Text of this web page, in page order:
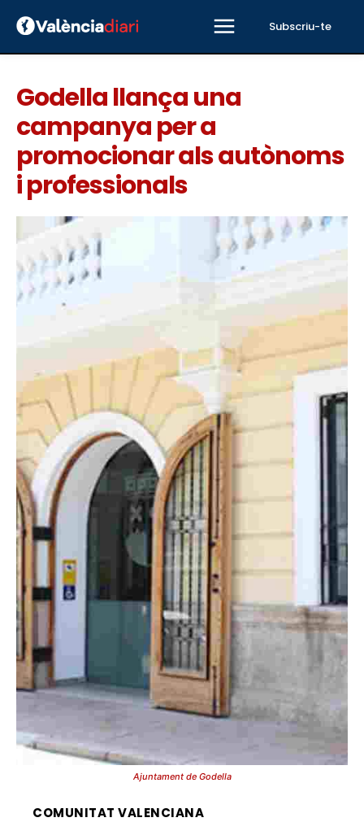
Subscriu-te
Godella llança una
campanya per a
promocionar als autònoms
i professionals
Ajuntament de Godella
COMUNITAT VALENCIANA